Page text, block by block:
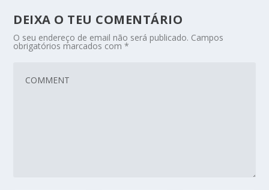
DEIXA O TEU COMENTÁRIO
O seu endereço de email não será publicado. Campos
obrigatórios marcados com*